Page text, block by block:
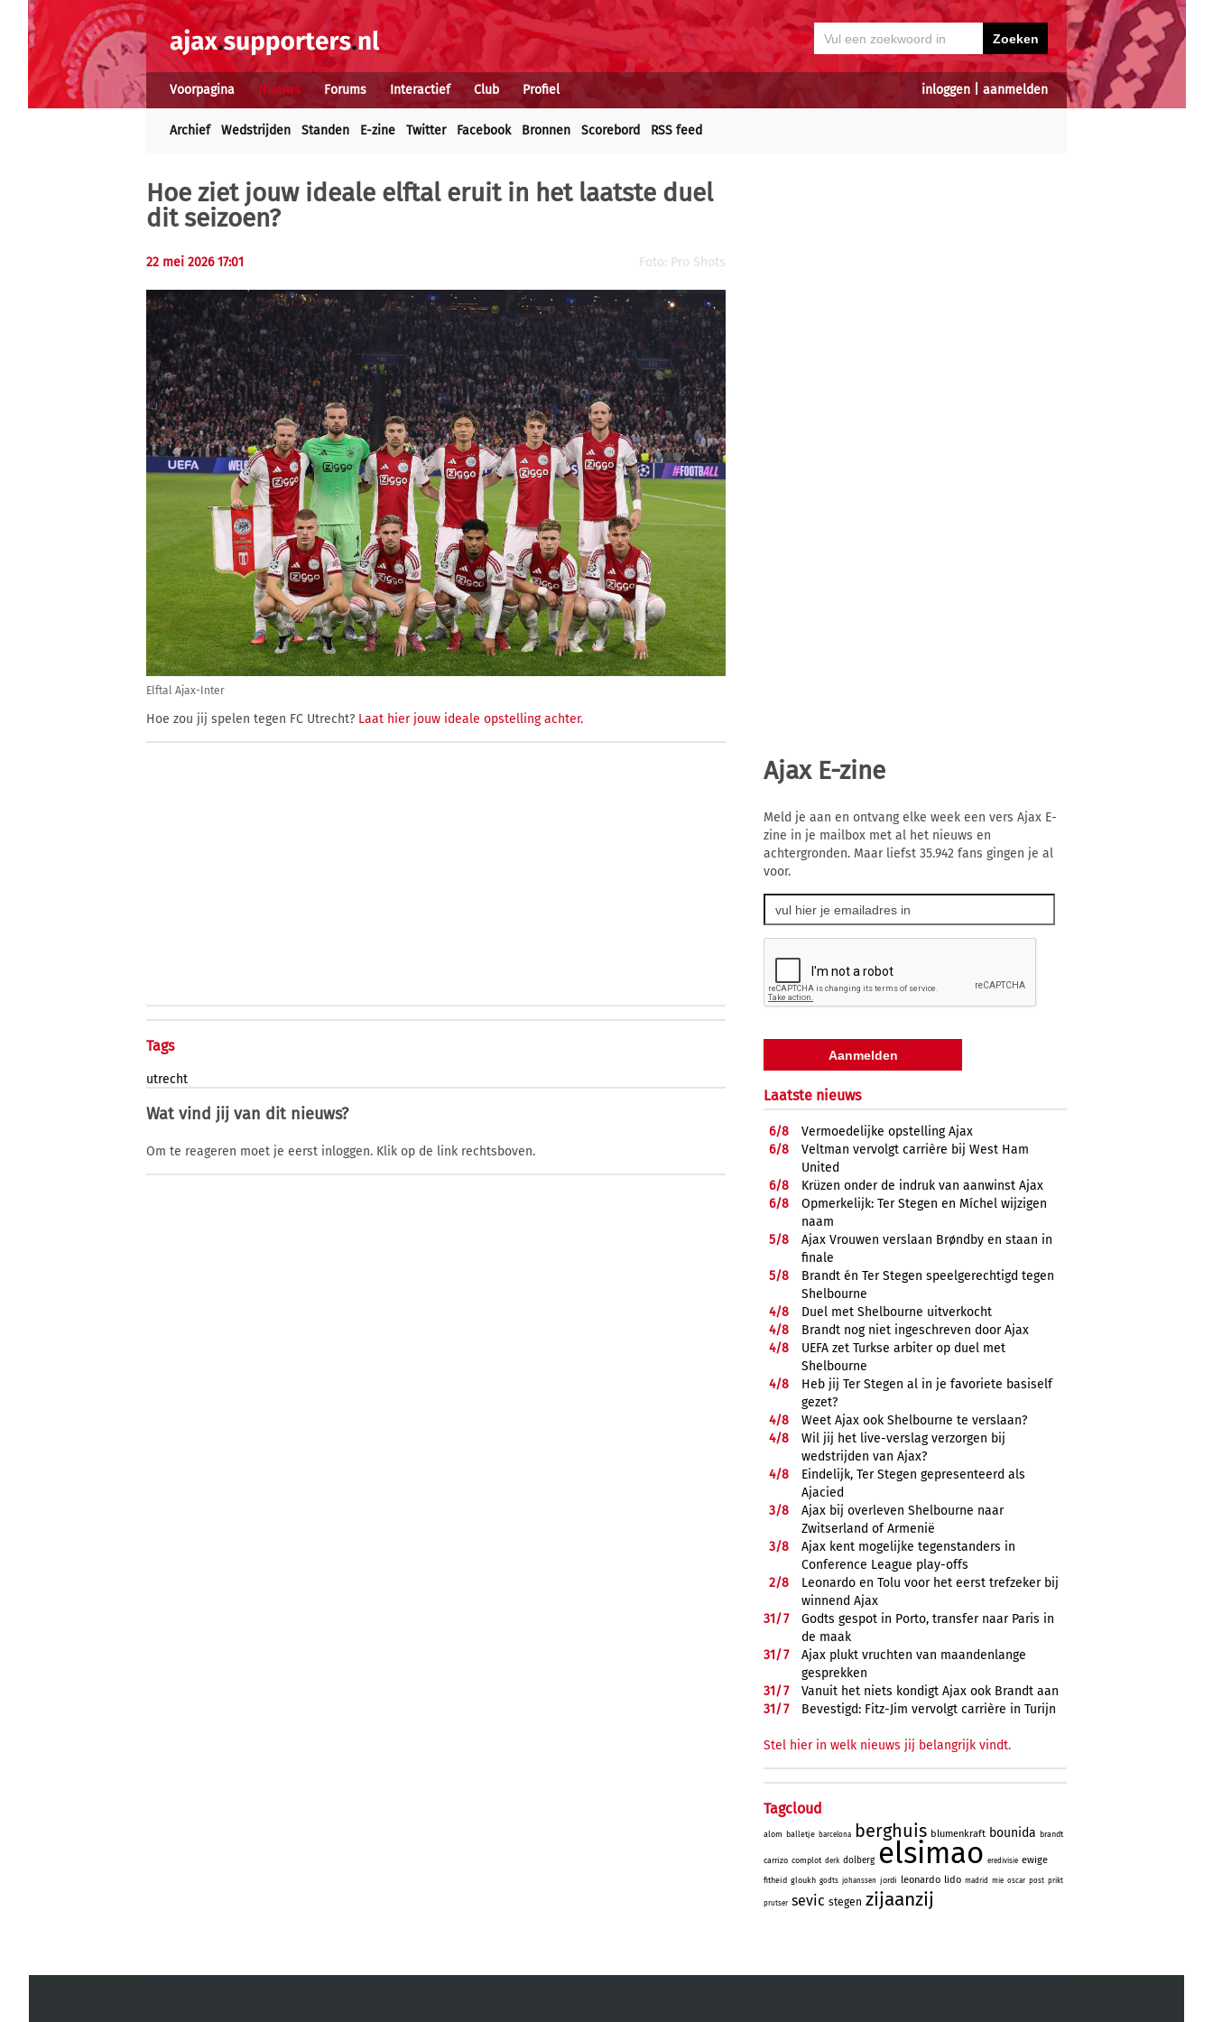
inloggen aanmelden
Voorpagina Nieuws Forums Interactief Club Profiel
Archief Wedstrijden Standen E-zine Twitter Facebook Bronnen Scorebord RSS feed
Hoe ziet jouw ideale elftal eruit in het laatste duel
dit seizoen?
22 mei 2026 17:01 Foto: Pro Shots
Elftal Ajax-Inter
Hoe zou jij spelen tegen FC Utrecht? Laat hier jouw ideale opstelling achter.
Tags
utrecht
Wat vind jij van dit nieuws?
Om te reageren moet je eerst inloggen. Klik op de link rechtsboven.
Ajax E-zine
Meld je aan en ontvang elke week een vers Ajax E-
zine in je mailbox met al het nieuws en
achtergronden. Maar liefst 35.942 fans gingen je al
voor.
Laatste nieuws
6/8
Vermoedelijke opstelling Ajax
6/8
Veltman vervolgt carrière bij West Ham
United
6/8
Krüzen onder de indruk van aanwinst Ajax
6/8
Opmerkelijk: Ter Stegen en Míchel wijzigen
naam
5/8
Ajax Vrouwen verslaan Brøndby en staan in
finale
5/8
Brandt én Ter Stegen speelgerechtigd tegen
Shelbourne
4/8
Duel met Shelbourne uitverkocht
4/8
Brandt nog niet ingeschreven door Ajax
4/8
UEFA zet Turkse arbiter op duel met
Shelbourne
4/8
Heb jij Ter Stegen al in je favoriete basiself
gezet?
4/8
Weet Ajax ook Shelbourne te verslaan?
4/8
Wil jij het live-verslag verzorgen bij
wedstrijden van Ajax?
4/8
Eindelijk, Ter Stegen gepresenteerd als
Ajacied
3/8
Ajax bij overleven Shelbourne naar
Zwitserland of Armenië
3/8
Ajax kent mogelijke tegenstanders in
Conference League play-offs
2/8
Leonardo en Tolu voor het eerst trefzeker bij
winnend Ajax
31/7
Godts gespot in Porto, transfer naar Paris in
de maak
31/7
Ajax plukt vruchten van maandenlange
gesprekken
31/7
Vanuit het niets kondigt Ajax ook Brandt aan
31/7 Bevestigd: Fitz-Jim vervolgt carrière in Turijn
Stel hier in welk nieuws jij belangrijk vindt.
Tagcloud
alom balletje barcelona berghuis blumenkraft bounida brandt
carrizo complot derk dolberg elsimao eredivisie ewige
fitheid gloukh godts johanssen jordi leonardo lido madrid mie oscar post prikt
prutser sevic stegen zijaanzij